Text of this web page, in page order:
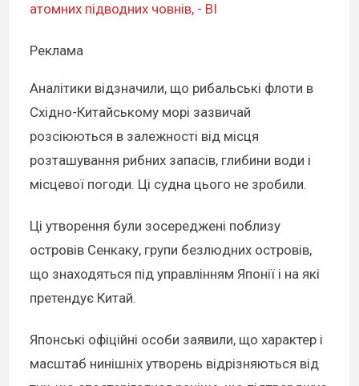
атомних підводних човнів, - BI
Реклама
Аналітики відзначили, що рибальські флоти в
Східно-Китайському морі зазвичай
розсіюються в залежності від місця
розташування рибних запасів, глибини води і
місцевої погоди. Ці судна цього не зробили.
Ці утворення були зосереджені поблизу
островів Сенкаку, групи безлюдних островів,
що знаходяться під управлінням Японії і на які
претендує Китай.
Японські офіційні особи заявили, що характер і
масштаб нинішніх утворень відрізняються від